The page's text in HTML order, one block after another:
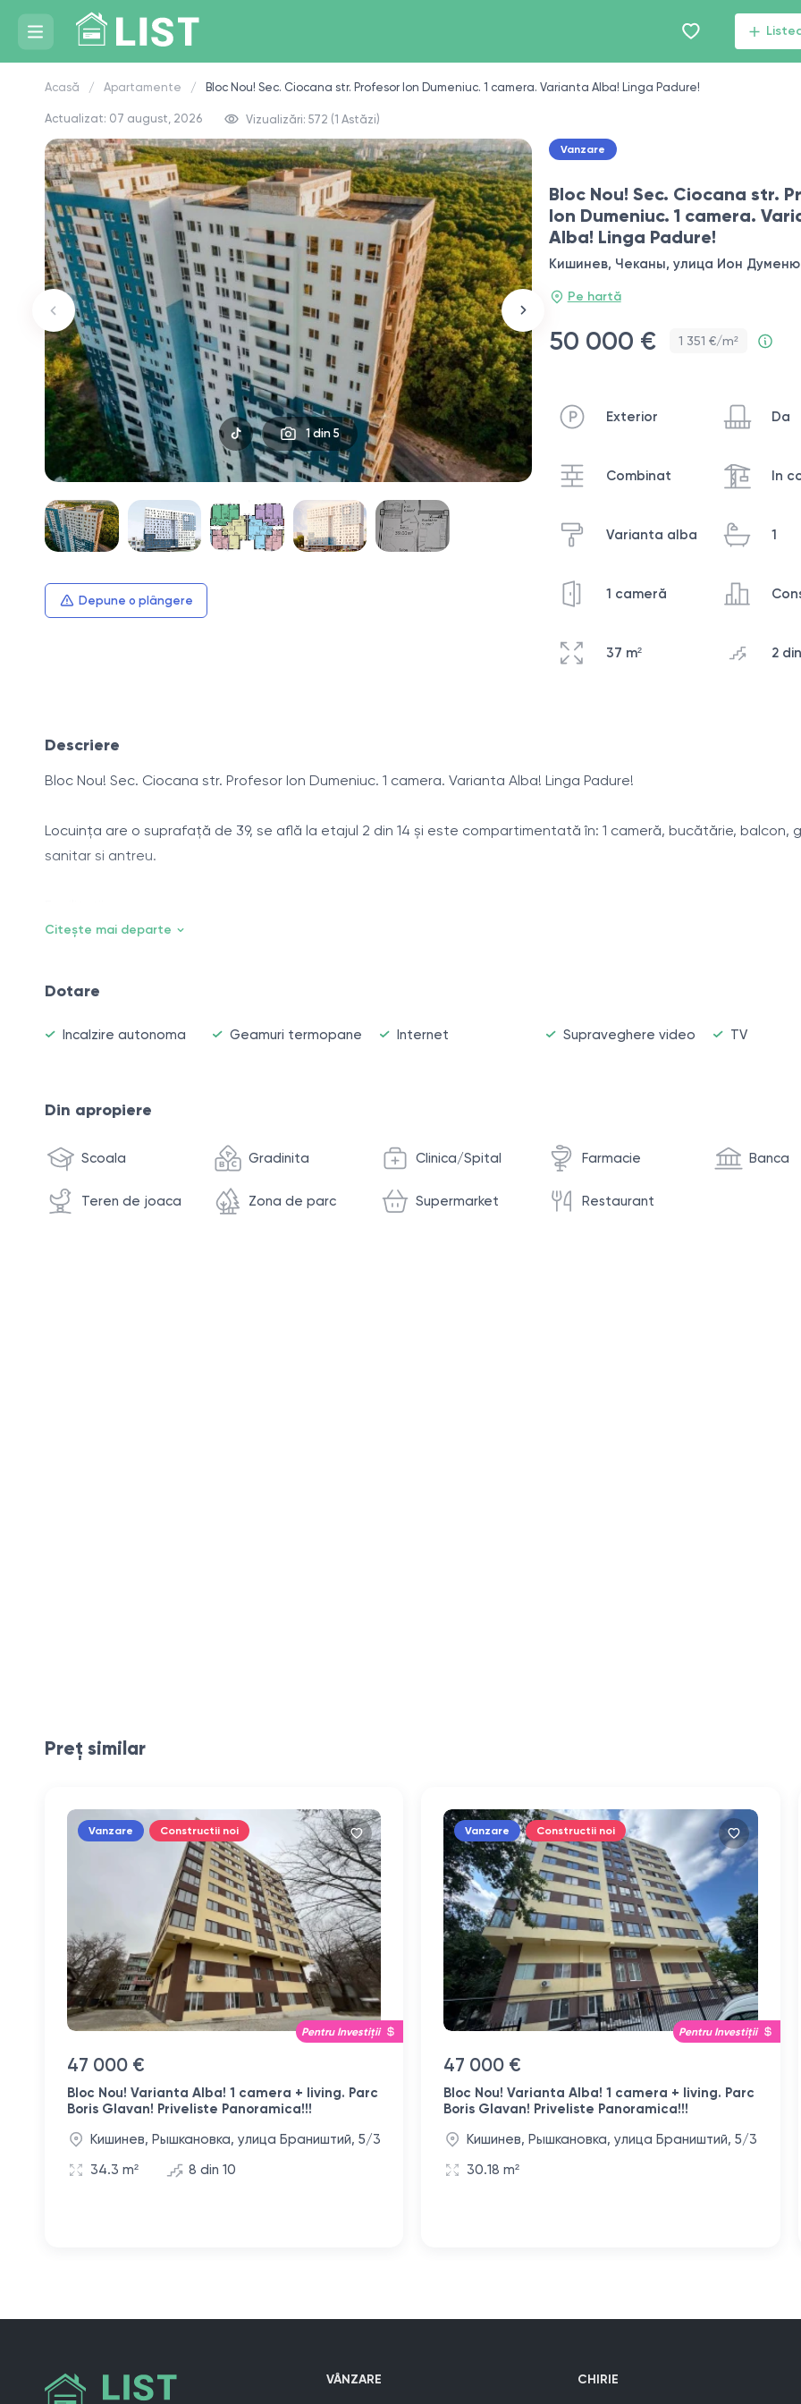
Acasă Apartamente Bloc Nou! Sec. Ciocana str. Profesor Ion Dumeniuc. 1 camera. Varianta Alba! Linga Padure!
Actualizat: 07 august, 2026 Vizualizări: 572 (1 Astăzi)
1din 5
Depune o plângere
Vanzare
Bloc Nou! Sec. Ciocana str.
Ion Dumeniuc. 1 camera.
Alba! Linga Padure!
Кишинев, Чеканы, улица Ион
Pe hartă
50 000 € 1 351 €/m²
Exterior Da
Combinat In
Varianta alba 1
1 cameră
37 m² 2
Descriere
Bloc Nou! Sec. Ciocana str. Profesor Ion Dumeniuc. 1 camera. Varianta Alba! Linga Padure!
Locuința are o suprafață de 39, se află la etajul 2 din 14 și este compartimentată în: 1 cameră, bucătărie, balcon,
sanitar si antreu.
* varianta alba;
* localizare de mijloc;
Citește mai departe
Dotare
Incalzire autonoma Geamuri termopane Internet Supraveghere video TV
Din apropiere
Scoala Gradinita Clinica/Spital Farmacie Banca
Teren de joaca Zona de parc Supermarket Restaurant
Preț similar
Vanzare Constructii noi
Pentru Investiții
47 000 €
Bloc Nou! Varianta Alba! 1 camera + living. Parc
Boris Glavan! Priveliste Panoramica!!!
Кишинев, Рышкановка, улица Браништий, 5/3
34.3 m²
8 din 10
Vanzare Constructii noi
Pentru Investiții
47 000 €
Bloc Nou! Varianta Alba! 1 camera + living. Parc
Boris Glavan! Priveliste Panoramica!!!
Кишинев, Рышкановка, улица Браништий, 5/3
30.18 m²
VÂNZARE CHIRIE